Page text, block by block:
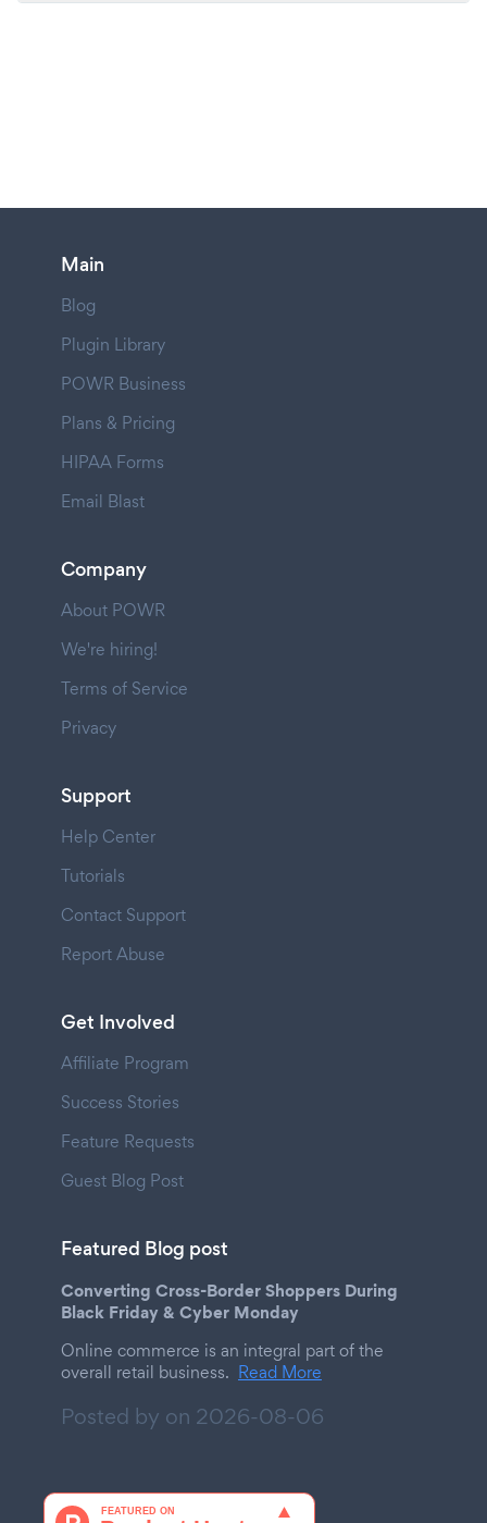
Main
Blog
Plugin Library
POWR Business
Plans & Pricing
HIPAA Forms
Email Blast
Company
About POWR
We're hiring!
Terms of Service
Privacy
Support
Help Center
Tutorials
Contact Support
Report Abuse
Get Involved
Affiliate Program
Success Stories
Feature Requests
Guest Blog Post
Featured Blog post
Converting Cross-Border Shoppers During
Black Friday & Cyber Monday
Online commerce is an integral part of the
overall retail business. Read More
Posted by on 2026-08-06